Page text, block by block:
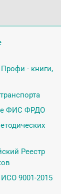
- книги,
ФИС ФРДО
Реестр
9001-2015